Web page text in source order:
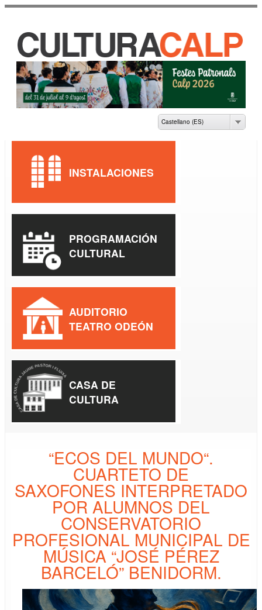
principal
CASA DE CULTURA
JAUME PASTOR I
Castellano (ES)
“ECOS DEL MUNDO“.
CUARTETO DE
SAXOFONES INTERPRETADO
POR ALUMNOS DEL
CONSERVATORIO
PROFESIONAL MUNICIPAL DE
MÚSICA “JOSÉ PÉREZ
BARCELÓ” BENIDORM.
INSTALACIONES
PROGRAMACIÓN
CULTURAL
AUDITORIO
TEATRO ODEÓN
CASA DE
CULTURA